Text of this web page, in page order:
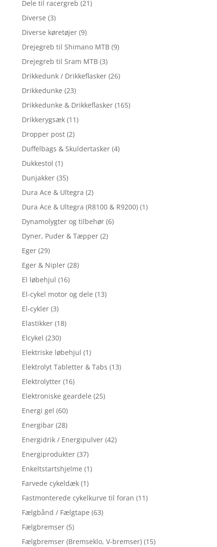
Dele til racergreb (21)
Diverse (3)
Diverse køretøjer (9)
Drejegreb til Shimano MTB (9)
Drejegreb til Sram MTB (3)
Drikkedunk / Drikkeflasker (26)
Drikkedunke (23)
Drikkedunke & Drikkeflasker (165)
Drikkerygsæk (11)
Dropper post (2)
Duffelbags & Skuldertasker (4)
Dukkestol (1)
Dunjakker (35)
Dura Ace & Ultegra (2)
Dura Ace & Ultegra (R8100 & R9200) (1)
Dynamolygter og tilbehør (6)
Dyner, Puder & Tæpper (2)
Eger (29)
Eger & Nipler (28)
El løbehjul (16)
El-cykel motor og dele (13)
El-cykler (3)
Elastikker (18)
Elcykel (230)
Elektriske løbehjul (1)
Elektrolyt Tabletter & Tabs (13)
Elektrolytter (16)
Elektroniske geardele (25)
Energi gel (60)
Energibar (28)
Energidrik / Energipulver (42)
Energiprodukter (37)
Enkeltstartshjelme (1)
Farvede cykeldæk (1)
Fastmonterede cykelkurve til foran (11)
Fælgbånd / Fælgtape (63)
Fælgbremser (5)
Fælgbremser (Bremseklo, V-bremser) (15)